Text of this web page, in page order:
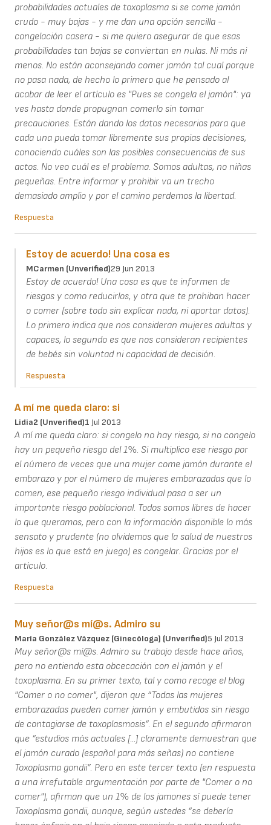
probabilidades actuales de toxoplasma si se come jamón
crudo - muy bajas - y me dan una opción sencilla -
congelación casera - si me quiero asegurar de que esas
probabilidades tan bajas se conviertan en nulas. Ni más ni
menos. No están aconsejando comer jamón tal cual porque
no pasa nada, de hecho lo primero que he pensado al
acabar de leer el artículo es "Pues se congela el jamón": ya
ves hasta donde propugnan comerlo sin tomar
precauciones. Están dando los datos necesarios para que
cada una pueda tomar libremente sus propias decisiones,
conociendo cuáles son las posibles consecuencias de sus
actos. No veo cuál es el problema. Somos adultas, no niñas
pequeñas. Entre informar y prohibir va un trecho
demasiado amplio y por el camino perdemos la libertad.
Respuesta
Estoy de acuerdo! Una cosa es
MCarmen (unverified)29 Jun 2013
Estoy de acuerdo! Una cosa es que te informen de
riesgos y como reducirlos, y otra que te prohiban hacer
o comer (sobre todo sin explicar nada, ni aportar datos).
Lo primero indica que nos consideran mujeres adultas y
capaces, lo segundo es que nos consideran recipientes
de bebés sin voluntad ni capacidad de decisión.
Respuesta
A mí me queda claro: si
Lidia2 (unverified)1 Jul 2013
A mí me queda claro: si congelo no hay riesgo, si no congelo
hay un pequeño riesgo del 1%. Si multiplico ese riesgo por
el número de veces que una mujer come jamón durante el
embarazo y por el número de mujeres embarazadas que lo
comen, ese pequeño riesgo individual pasa a ser un
importante riesgo poblacional. Todos somos libres de hacer
lo que queramos, pero con la información disponible lo más
sensato y prudente (no olvidemos que la salud de nuestros
hijos es lo que está en juego) es congelar. Gracias por el
artículo.
Respuesta
Muy señor@s mí@s. Admiro su
María González Vázquez (ginecóloga) (unverified)5 Jul 2013
Muy señor@s mí@s. Admiro su trabajo desde hace años,
pero no entiendo esta obcecación con el jamón y el
toxoplasma. En su primer texto, tal y como recoge el blog
"Comer o no comer", dijeron que “Todas las mujeres
embarazadas pueden comer jamón y embutidos sin riesgo
de contagiarse de toxoplasmosis”. En el segundo afirmaron
que “estudios más actuales [...] claramente demuestran que
el jamón curado (español para más señas) no contiene
Toxoplasma gondii”. Pero en este tercer texto (en respuesta
a una irrefutable argumentación por parte de "Comer o no
comer"), afirman que un 1% de los jamones sí puede tener
Toxoplasma gondii, aunque, según ustedes “se debería